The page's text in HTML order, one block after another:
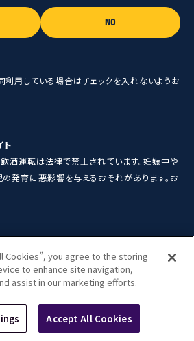
NO
用している場合はチェックを入れないようお
ト
酒運転は法律で禁止されています。妊娠中や
の発育に悪影響を与えるおそれがあります。お
TIME
see more sunsets.
ら。飲酒運転は法律で禁止されています。
酒は胎児・乳児の発育に悪影響を与える
ます。お酒は楽しくほどほどに。
メールマガジン登録
プライバシーポリシー
利用規約
Cookies”, you agree to the storing
to enhance site navigation,
assist in our marketing efforts.
Accept All Cookies